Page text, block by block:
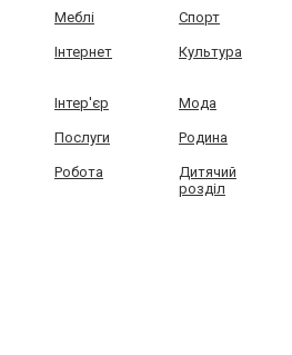
Меблі Спорт
Інтернет Культура
Інтер'єр Мода
Послуги Родина
Робота
Дитячий
розділ